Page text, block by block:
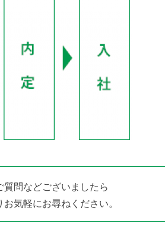
問などございましたら
気軽にお尋ねください。